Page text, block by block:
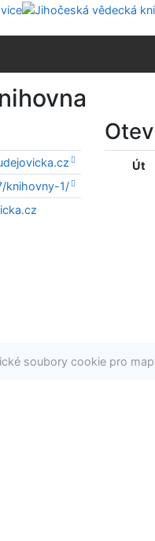
knihovny-1/
Út
soubory cookie pro